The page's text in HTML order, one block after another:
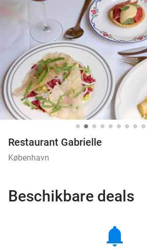
10+ miljoen leden
Restaurant Gabrielle
København
Beschikbare deals
notifications